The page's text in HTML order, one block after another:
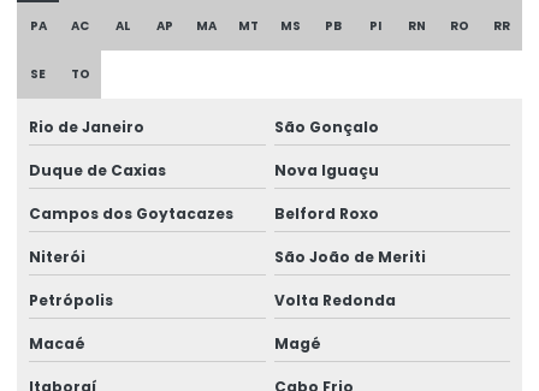
Curso De Reciclagem Para Operadores De Talhas
Discos de freios ponte rolante multimarcas
Distribuidor autorizado swf krantechnik brasil
Empresa especializada em manutenção de ponte rolante
Empresa de ponte rolante
Empresa de talha elétrica
Empresas de barramento blindado
Empresas de manutenção em ponte rolante
PA AC AL AP MA MT MS PB PI RN RO RR
SE TO
Rio de Janeiro São Gonçalo
Duque de Caxias Nova Iguaçu
Campos dos Goytacazes Belford Roxo
Niterói São João de Meriti
Petrópolis Volta Redonda
Macaé Magé
Itaboraí Cabo Frio